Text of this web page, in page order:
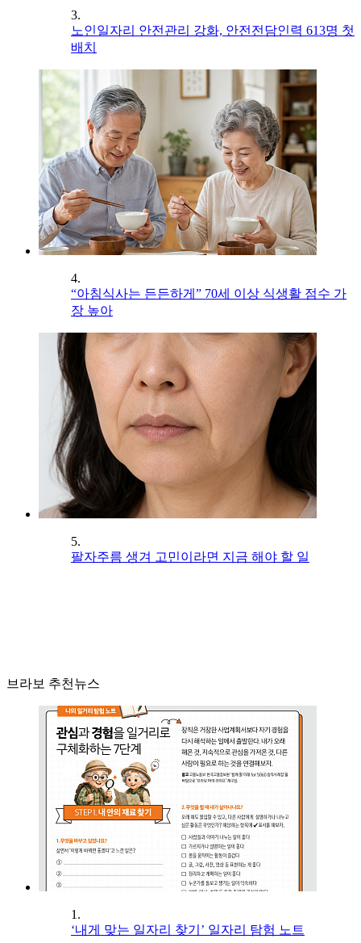
3.
노인일자리 안전관리 강화, 안전전담인력 613명 첫
배치
4.
“아침식사는 든든하게” 70세 이상 식생활 점수 가
장 높아
5.
팔자주름 생겨 고민이라면 지금 해야 할 일
브라보 추천뉴스
1.
‘내게 맞는 일자리 찾기’ 일자리 탐험 노트